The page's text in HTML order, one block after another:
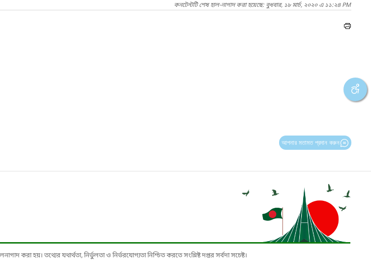
কনটেন্টটি শেষ হাল-নাগাদ করা হয়েছে: বুধবার, ১৮ মার্চ, ২০২০ এ ১১:২৪ PM
আপনার মতামত প্রদান করুন
করা হয়। তথ্যের যথার্থতা, নির্ভুলতা ও নির্ভরযোগ্যতা নিশ্চিত করতে সংশ্লিষ্ট দপ্তর সর্বদা সচেষ্ট।